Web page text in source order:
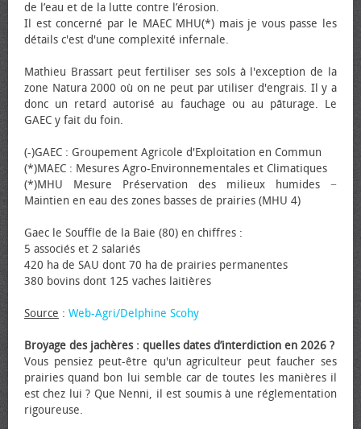
de l’eau et de la lutte contre l’érosion.
Il est concerné par le MAEC MHU(*) mais je vous passe les
détails c'est d'une complexité infernale.
Mathieu Brassart peut fertiliser ses sols à l'exception de la
zone Natura 2000 où on ne peut par utiliser d'engrais. Il y a
donc un retard autorisé au fauchage ou au pâturage. Le
GAEC y fait du foin.
(-)GAEC : Groupement Agricole d'Exploitation en Commun
(*)MAEC : Mesures Agro-Environnementales et Climatiques
(*)MHU Mesure Préservation des milieux humides −
Maintien en eau des zones basses de prairies (MHU 4)
Gaec le Souffle de la Baie (80) en chiffres :
5 associés et 2 salariés
420 ha de SAU dont 70 ha de prairies permanentes
380 bovins dont 125 vaches laitières
Source : Web-Agri/Delphine Scohy
Broyage des jachères : quelles dates d’interdiction en 2026 ?
Vous pensiez peut-être qu'un agriculteur peut faucher ses
prairies quand bon lui semble car de toutes les manières il
est chez lui ? Que Nenni, il est soumis à une réglementation
rigoureuse.